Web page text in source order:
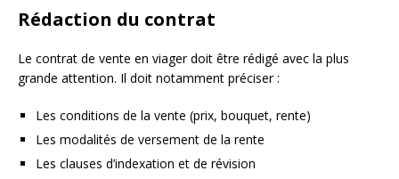
Rédaction du contrat
Le contrat de vente en viager doit être rédigé avec la plus
grande attention. Il doit notamment préciser :
Les conditions de la vente (prix, bouquet, rente)
Les modalités de versement de la rente
Les clauses d’indexation et de révision